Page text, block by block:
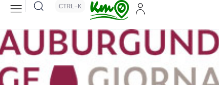
CTRL+K